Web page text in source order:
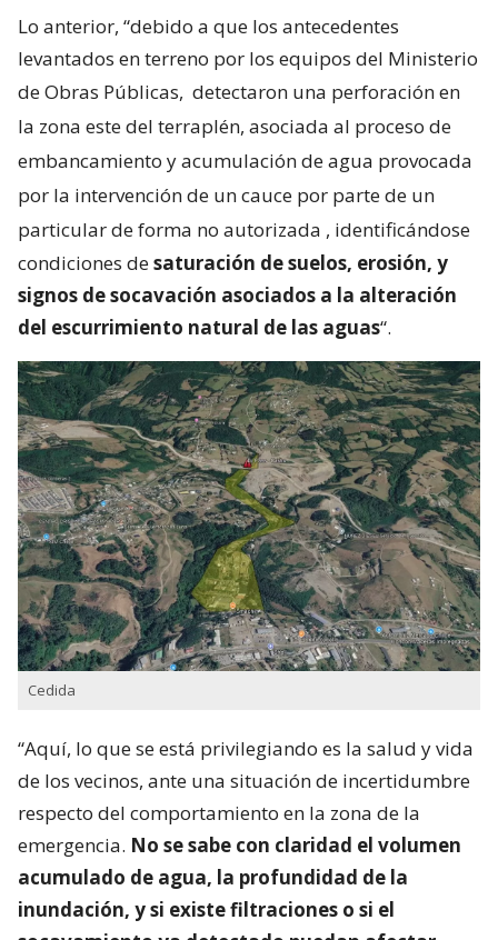
Lo anterior, “debido a que los antecedentes
levantados en terreno por los equipos del Ministerio
de Obras Públicas, detectaron una perforación en
la zona este del terraplén, asociada al proceso de
embancamiento y acumulación de agua provocada
por la intervención de un cauce por parte de un
particular de forma no autorizada , identificándose
condiciones desaturación de suelos, erosión, y
signos de socavación asociados a la alteración
del escurrimiento natural de las aguas“.
Cedida
“Aquí, lo que se está privilegiando es la salud y vida
de los vecinos, ante una situación de incertidumbre
respecto del comportamiento en la zona de la
emergencia. No se sabe con claridad el volumen
acumulado de agua, la profundidad de la
inundación, y si existe filtraciones o si el